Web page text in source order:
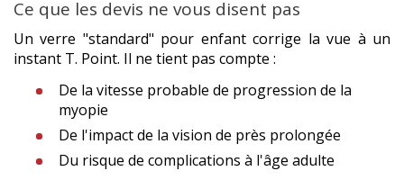
Ce que les devis ne vous disent pas
Un verre "standard" pour enfant corrige la vue à un
instant T. Point. Il ne tient pas compte :
De la vitesse probable de progression de la
myopie
De l'impact de la vision de près prolongée
Du risque de complications à l'âge adulte